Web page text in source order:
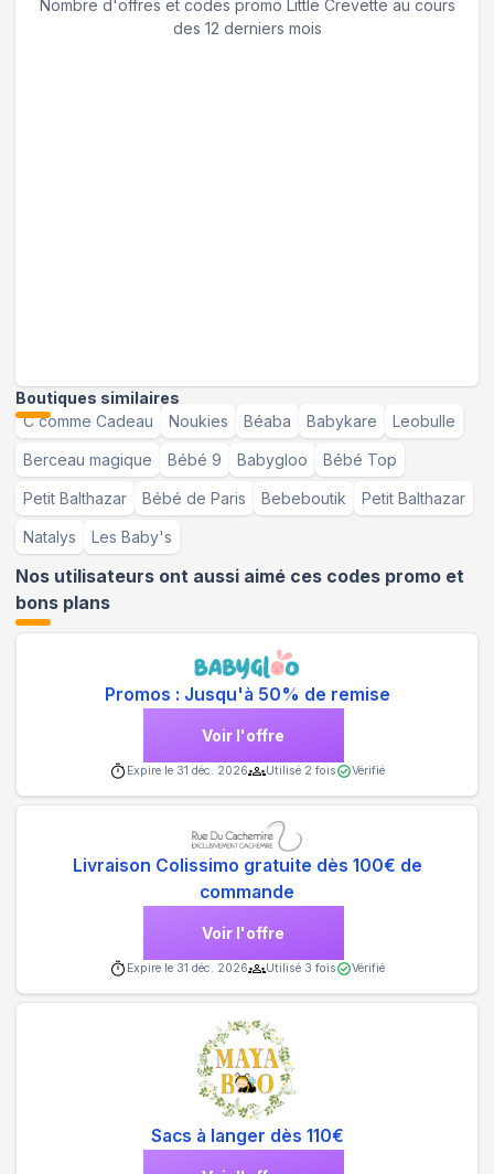
Nombre d'offres et codes promo Little Crevette au cours
des 12 derniers mois
Boutiques similaires
C comme Cadeau
Noukies Béaba Babykare Leobulle
Berceau magique Bébé 9 Babygloo Bébé Top
Petit Balthazar Bébé de Paris Bebeboutik Petit Balthazar
Natalys Les Baby's
Nos utilisateurs ont aussi aimé ces codes promo et
bons plans
Promos : Jusqu'à 50% de remise
Voir l'offre
Expire le 31 déc. 2026 Utilisé 2 fois Vérifié
Livraison Colissimo gratuite dès 100€ de
commande
Voir l'offre
Expire le 31 déc. 2026 Utilisé 3 fois Vérifié
Sacs à langer dès 110€